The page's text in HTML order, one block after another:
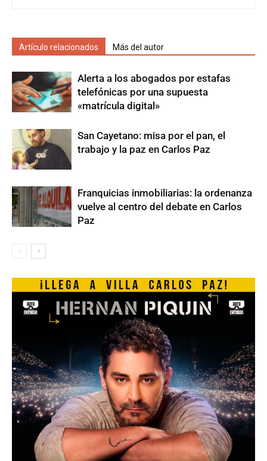
Artículo relacionados Más del autor
Alerta a los abogados por estafas
telefónicas por una supuesta
«matrícula digital»
San Cayetano: misa por el pan, el
trabajo y la paz en Carlos Paz
Franquicias inmobiliarias: la ordenanza
vuelve al centro del debate en Carlos
Paz